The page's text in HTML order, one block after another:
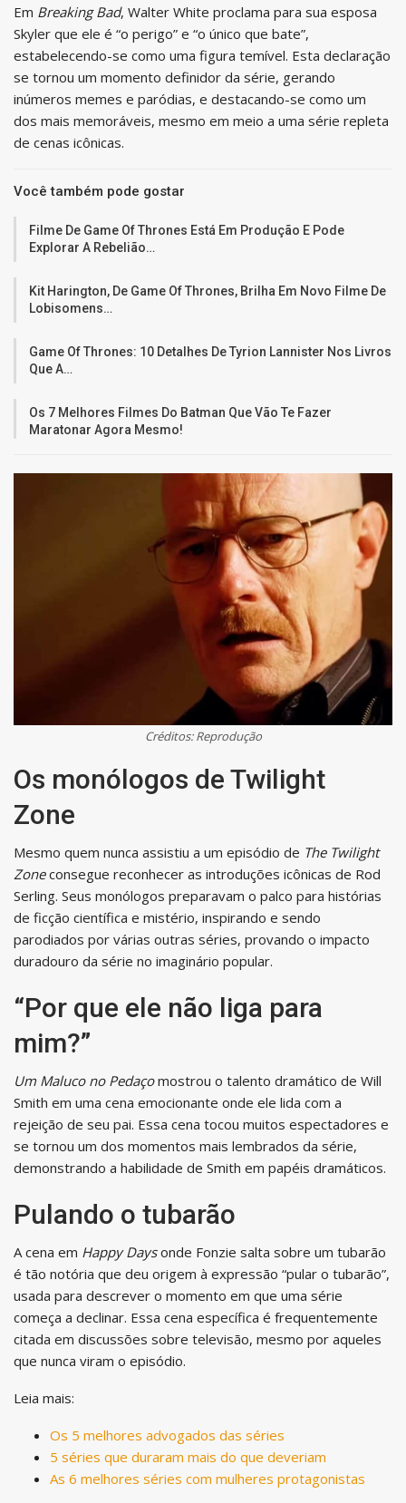
Em Breaking Bad, Walter White proclama para sua esposa
Skyler que ele é “o perigo” e “o único que bate”,
estabelecendo-se como uma figura temível. Esta declaração
se tornou um momento definidor da série, gerando
inúmeros memes e paródias, e destacando-se como um
dos mais memoráveis, mesmo em meio a uma série repleta
de cenas icônicas.
Você também pode gostar
Filme De Game Of Thrones Está Em Produção E Pode
Explorar A Rebelião…
Kit Harington, De Game Of Thrones, Brilha Em Novo Filme De
Lobisomens…
Game Of Thrones: 10 Detalhes De Tyrion Lannister Nos Livros
Que A…
Os 7 Melhores Filmes Do Batman Que Vão Te Fazer
Maratonar Agora Mesmo!
Créditos: Reprodução
Os monólogos de Twilight
Zone
Mesmo quem nunca assistiu a um episódio de The Twilight
Zoneconsegue reconhecer as introduções icônicas de Rod
Serling. Seus monólogos preparavam o palco para histórias
de ficção científica e mistério, inspirando e sendo
parodiados por várias outras séries, provando o impacto
duradouro da série no imaginário popular.
“Por que ele não liga para
mim?”
Um Maluco no Pedaçomostrou o talento dramático de Will
Smith em uma cena emocionante onde ele lida com a
rejeição de seu pai. Essa cena tocou muitos espectadores e
se tornou um dos momentos mais lembrados da série,
demonstrando a habilidade de Smith em papéis dramáticos.
Pulando o tubarão
A cena em Happy Daysonde Fonzie salta sobre um tubarão
é tão notória que deu origem à expressão “pular o tubarão”,
usada para descrever o momento em que uma série
começa a declinar. Essa cena específica é frequentemente
citada em discussões sobre televisão, mesmo por aqueles
que nunca viram o episódio.
Leia mais:
Os 5 melhores advogados das séries
5 séries que duraram mais do que deveriam
As 6 melhores séries com mulheres protagonistas